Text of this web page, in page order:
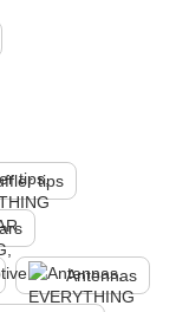
tips
Antennas